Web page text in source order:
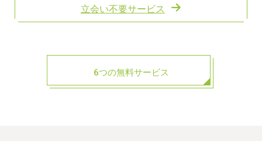
立会い不要サービス
6つの無料サービス